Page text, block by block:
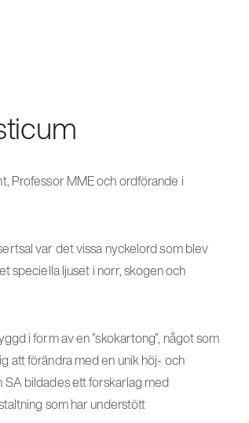
Professor MME och ordförande i
var det vissa nyckelord som blev
speciella ljuset i norr, skogen och
i form av en ”skokartong”, något som
att förändra med en unik höj- och
bildades ett forskarlag med
som har understött